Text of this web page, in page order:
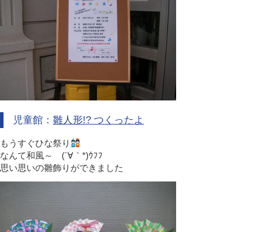
児童館： 雛人形!? つくったよ
もうすぐひな祭り
なんて和風～ (´∀｀*)ｳﾌﾌ
思い思いの雛飾りができました